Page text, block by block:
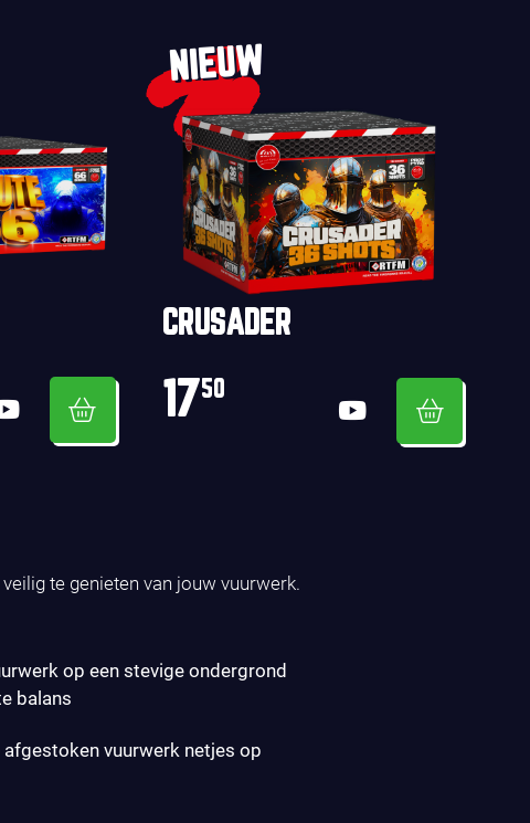
NIEUW
CRUSADER
1750
te genieten van jouw vuurwerk.
op een stevige ondergrond
balans
afgestoken vuurwerk netjes op